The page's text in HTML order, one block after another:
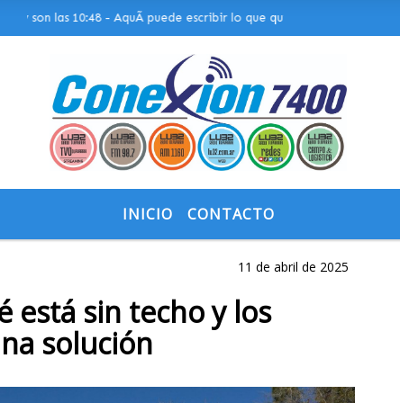
las 10:48 - AquÃ­ puede escribir lo que quiera, o bien puede
INICIO CONTACTO
11 de abril de 2025
está sin techo y los
solución